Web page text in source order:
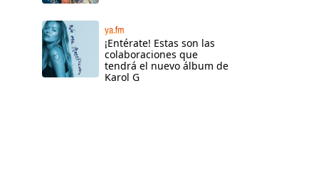
ya.fm
¡Entérate! Estas son las
colaboraciones que
tendrá el nuevo álbum de
Karol G